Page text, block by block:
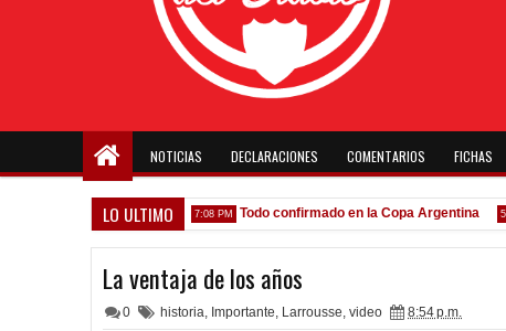
NOTICIAS DECLARACIONES COMENTARIOS FICHAS
LO ULTIMO
venga gente nueva" 7:08 PM Todo confirmado en la Copa Argentina 5:13 PM
La ventaja de los años
0 historia, Importante, Larrousse, video 8:54 p.m.